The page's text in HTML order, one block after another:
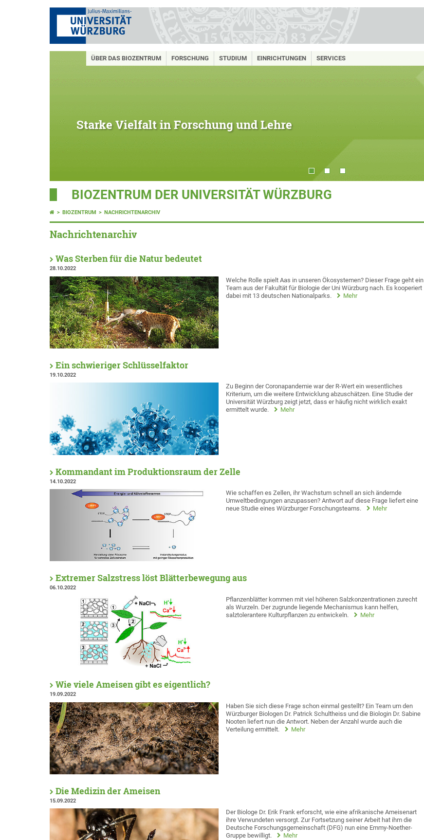
ÜBER DAS BIOZENTRUM FORSCHUNG STUDIUM EINRICHTUNGEN SERVICES
Starke Vielfalt in Forschung und Lehre
BIOZENTRUM DER UNIVERSITÄT WÜRZBURG
BIOZENTRUM NACHRICHTENARCHIV
Nachrichtenarchiv
Was Sterben für die Natur bedeutet
28.10.2022
Welche Rolle spielt Aas in unseren Ökosystemen? Dieser Frage geht ein
Team aus der Fakultät für Biologie der Uni Würzburg nach. Es kooperiert
dabei mit 13 deutschen Nationalparks.
Mehr
Ein schwieriger Schlüsselfaktor
19.10.2022
Zu Beginn der Coronapandemie war der R-Wert ein wesentliches
Kriterium, um die weitere Entwicklung abzuschätzen. Eine Studie der
Universität Würzburg zeigt jetzt, dass er häufig nicht wirklich exakt
ermittelt wurde.
Mehr
Kommandant im Produktionsraum der Zelle
14.10.2022
Wie schaffen es Zellen, ihr Wachstum schnell an sich ändernde
Umweltbedingungen anzupassen? Antwort auf diese Frage liefert eine
neue Studie eines Würzburger Forschungsteams.
Mehr
Extremer Salzstress löst Blätterbewegung aus
06.10.2022
Pflanzenblätter kommen mit viel höheren Salzkonzentrationen zurecht
als Wurzeln. Der zugrunde liegende Mechanismus kann helfen,
salztolerantere Kulturpflanzen zu entwickeln.
Mehr
Wie viele Ameisen gibt es eigentlich?
19.09.2022
Haben Sie sich diese Frage schon einmal gestellt? Ein Team um den
Würzburger Biologen Dr. Patrick Schultheiss und die Biologin Dr. Sabine
Nooten liefert nun die Antwort. Neben der Anzahl wurde auch die
Verteilung ermittelt.
Mehr
Die Medizin der Ameisen
15.09.2022
Der Biologe Dr. Erik Frank erforscht, wie eine afrikanische Ameisenart
ihre Verwundeten versorgt. Zur Fortsetzung seiner Arbeit hat ihm die
Deutsche Forschungsgemeinschaft (DFG) nun eine Emmy-Noether-
Gruppe bewilligt.
Mehr